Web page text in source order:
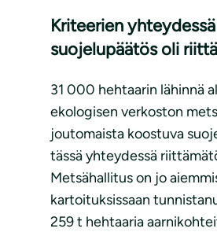
Kriteerien
suojelupäätös oli
31 000 hehtaarin lähinnä
ekologisen verkoston
joutomaista koostuva
tässä yhteydessä
Metsähallitus on jo
kartoituksissaan
259 t hehtaaria